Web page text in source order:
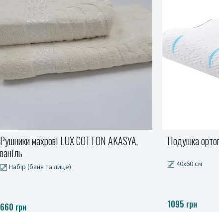
Подушка ортопедична NeckWave
40x60 см
1095 грн
Наволочка
50x70 см
249 грн